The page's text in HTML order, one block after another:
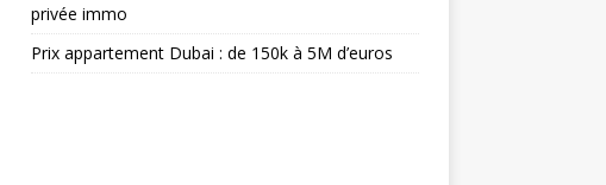
privée immo
Prix appartement Dubai : de 150k à 5M d’euros